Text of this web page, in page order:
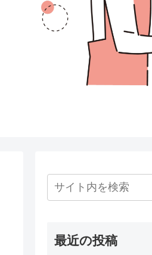
最近の投稿